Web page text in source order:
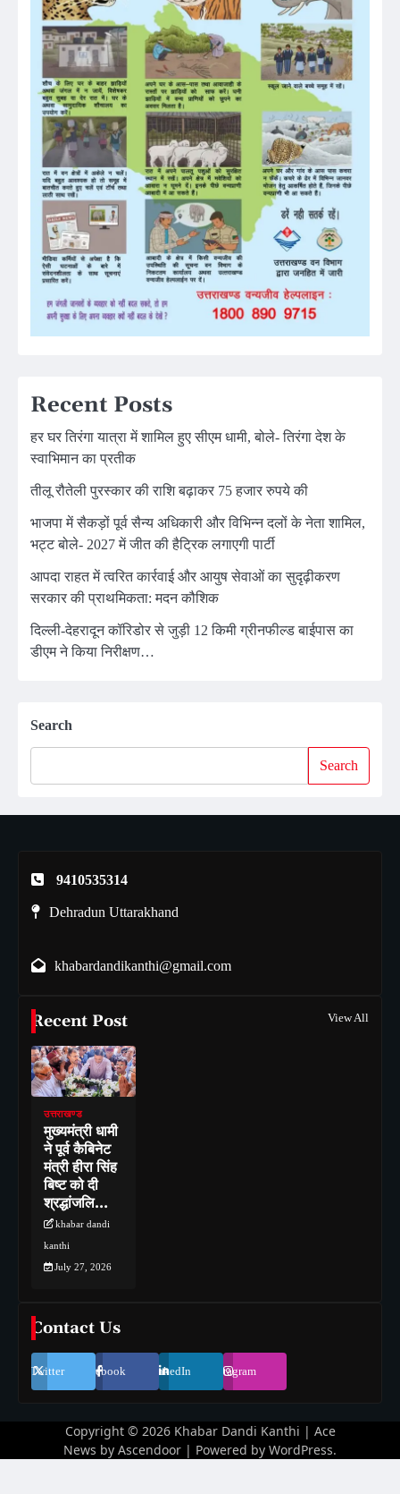
Recent Posts
हर घर तिरंगा यात्रा में शामिल हुए सीएम धामी, बोले- तिरंगा देश के
स्वाभिमान का प्रतीक
तीलू रौतेली पुरस्कार की राशि बढ़ाकर 75 हजार रुपये की
भाजपा में सैकड़ों पूर्व सैन्य अधिकारी और विभिन्न दलों के नेता शामिल,
भट्ट बोले- 2027 में जीत की हैट्रिक लगाएगी पार्टी
आपदा राहत में त्वरित कार्रवाई और आयुष सेवाओं का सुदृढ़ीकरण
सरकार की प्राथमिकता: मदन कौशिक
दिल्ली-देहरादून कॉरिडोर से जुड़ी 12 किमी ग्रीनफील्ड बाईपास का
डीएम ने किया निरीक्षण…
Search
Search
9410535314
Dehradun Uttarakhand
khabardandikanthi@gmail.com
Recent Post View All
उत्तराखण्ड
मुख्यमंत्री धामी
ने पूर्व कैबिनेट
मंत्री हीरा सिंह
बिष्ट को दी
श्रद्धांजलि…
khabar dandi
kanthi
July 27, 2026
Contact Us
Twitter Facebook LinkedIn Instagram
Copyright © 2026 Khabar Dandi Kanthi | Ace
News by Ascendoor | Powered by WordPress.